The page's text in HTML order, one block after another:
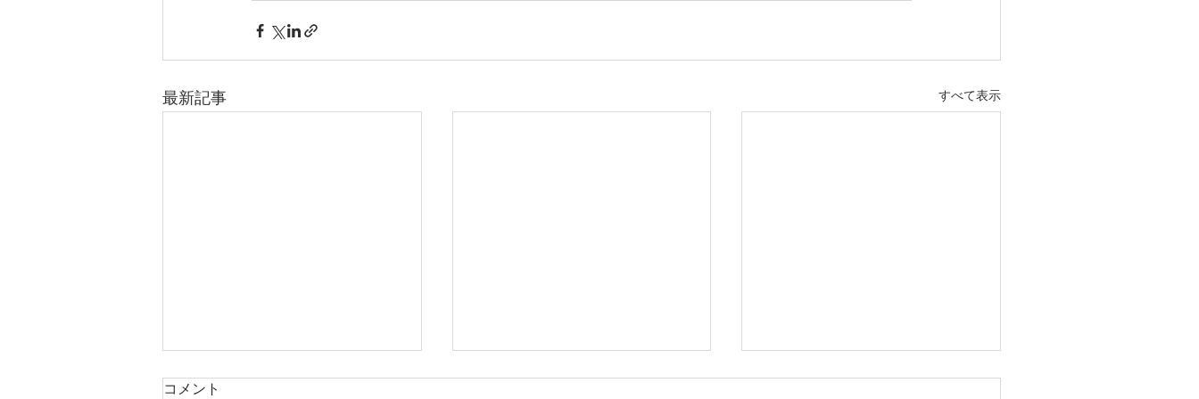
最新記事 すべて表示
夏季休暇のお知らせ
コメント